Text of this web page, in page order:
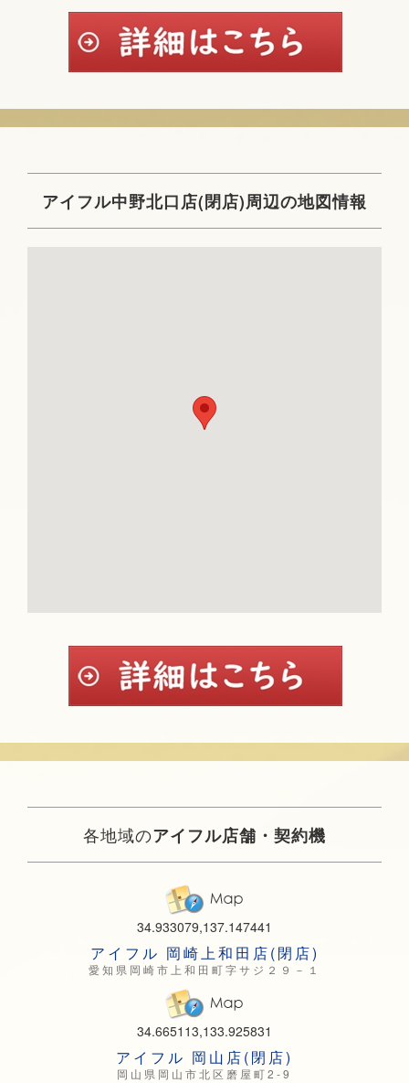
アイフル中野北口店(閉店)周辺の地図情報
各地域のアイフル店舗・契約機
34.933079,137.147441
アイフル 岡崎上和田店(閉店)
愛知県岡崎市上和田町字サジ２９－１
34.665113,133.925831
アイフル 岡山店(閉店)
岡山県岡山市北区磨屋町2-9